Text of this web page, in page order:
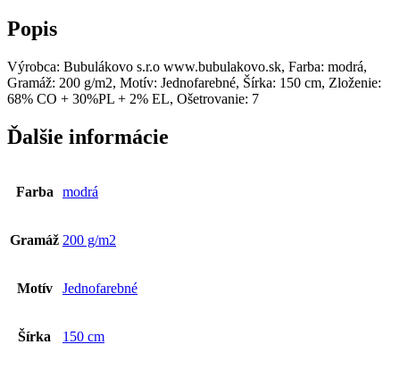
Popis
Výrobca: Bubulákovo s.r.o www.bubulakovo.sk, Farba: modrá,
Gramáž: 200 g/m2, Motív: Jednofarebné, Šírka: 150 cm, Zloženie:
68% CO + 30%PL + 2% EL, Ošetrovanie: 7
Ďalšie informácie
Farba modrá
Gramáž 200 g/m2
Motív Jednofarebné
Šírka 150 cm